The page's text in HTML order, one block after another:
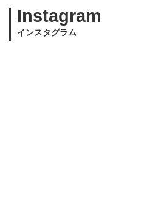
Instagram
インスタグラム